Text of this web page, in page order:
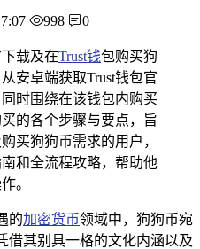
998 0
载及在Trust钱包购买狗
安卓端获取Trust钱包官
时围绕在该钱包内购买
的各个步骤与要点，旨
买狗狗币需求的用户，
和全流程攻略，帮助他
。
的加密货币领域中，狗狗币宛
借其别具一格的文化内涵以及